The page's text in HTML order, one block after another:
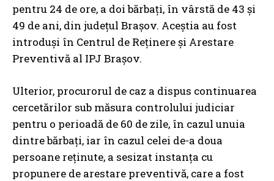
pentru 24 de ore, a doi bărbați, în vârstă de 43 și
49 de ani, din județul Brașov. Aceștia au fost
introduși în Centrul de Reținere și Arestare
Preventivă al IPJ Brașov.
Ulterior, procurorul de caz a dispus continuarea
cercetărilor sub măsura controlului judiciar
pentru o perioadă de 60 de zile, în cazul unuia
dintre bărbați, iar în cazul celei de-a doua
persoane reținute, a sesizat instanța cu
propunere de arestare preventivă, care a fost